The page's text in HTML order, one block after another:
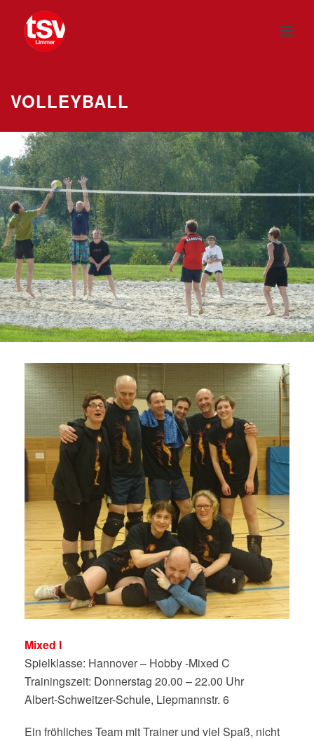
VOLLEYBALL
Mixed I
Spielklasse: Hannover – Hobby -Mixed C
Trainingszeit: Donnerstag 20.00 – 22.00 Uhr
Albert-Schweitzer-Schule, Liepmannstr. 6
Ein fröhliches Team mit Trainer und viel Spaß, nicht